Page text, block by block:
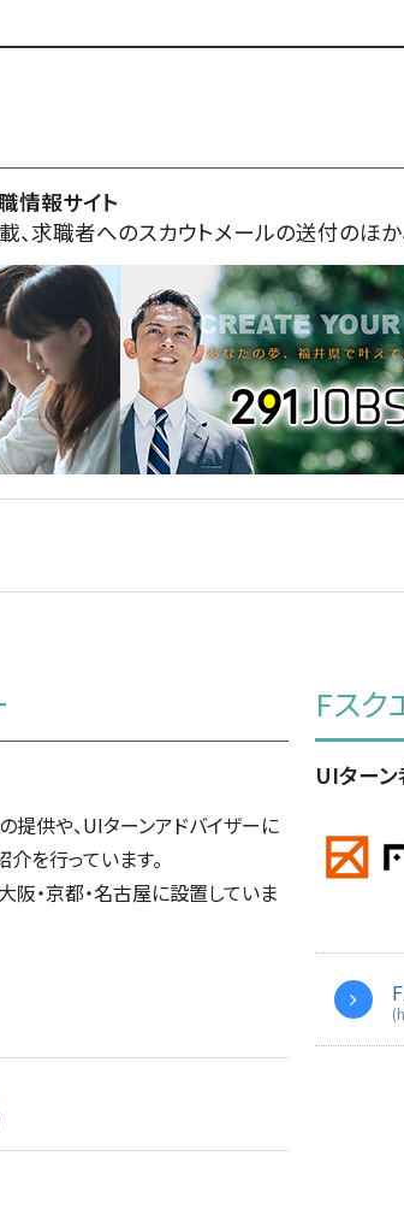
情報サイト
、求職者へのスカウトメールの送付のほ
供や、UIターンアドバイザーに
を行っています。
阪・京都・名古屋に設置していま
Fスク
UIター